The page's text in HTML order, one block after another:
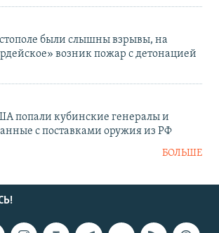
были слышны взрывы, на
возник пожар с детонацией
попали кубинские генералы и
с поставками оружия из РФ
БОЛЬШЕ